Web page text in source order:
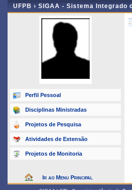
UFPB › SIGAA - Sistema Integrado
Perfil Pessoal
Disciplinas Ministradas
Projetos de Pesquisa
Atividades de Extensão
Projetos de Monitoria
Ir ao Menu Principal
-